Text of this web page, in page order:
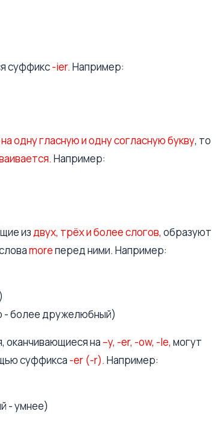
суффикс-ier. Например:
одну гласную и одну согласную букву, то
Например:
издвух, трёх и более слогов, образуют
moreперед ними. Например:
более дружелюбный)
оканчивающиеся на –y, -er, -ow, -le, могут
суффикса -er (-r). Например:
- умнее)